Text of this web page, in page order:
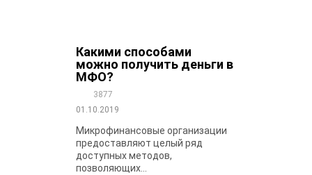
Какими способами
можно получить деньги в
МФО?
3877
01.10.2019
Микрофинансовые организации
предоставляют целый ряд
доступных методов,
позволяющих...